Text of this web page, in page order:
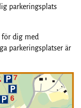
parkeringsplats
dig med
parkeringsplatser är